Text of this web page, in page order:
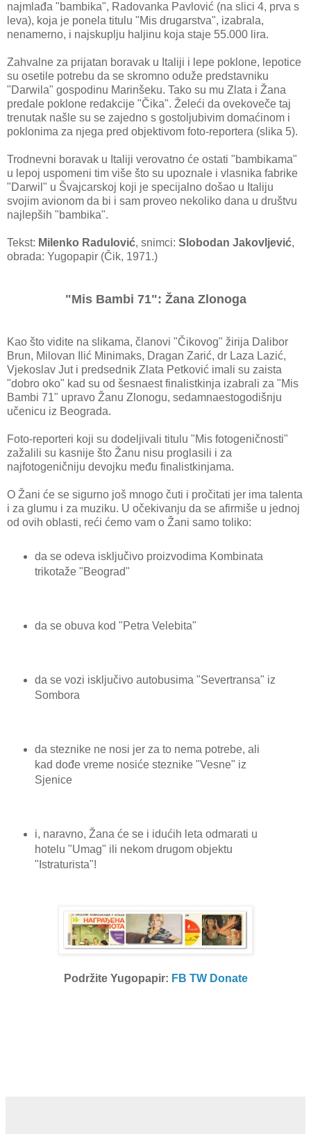
najmlađa "bambika", Radovanka Pavlović (na slici 4, prva s
leva), koja je ponela titulu "Mis drugarstva", izabrala,
nenamerno, i najskuplju haljinu koja staje 55.000 lira.
Zahvalne za prijatan boravak u Italiji i lepe poklone, lepotice
su osetile potrebu da se skromno oduže predstavniku
"Darwila" gospodinu Marinšeku. Tako su mu Zlata i Žana
predale poklone redakcije "Čika". Želeći da ovekoveče taj
trenutak našle su se zajedno s gostoljubivim domaćinom i
poklonima za njega pred objektivom foto-reportera (slika 5).
Trodnevni boravak u Italiji verovatno će ostati "bambikama"
u lepoj uspomeni tim više što su upoznale i vlasnika fabrike
"Darwil" u Švajcarskoj koji je specijalno došao u Italiju
svojim avionom da bi i sam proveo nekoliko dana u društvu
najlepših "bambika".
Tekst: Milenko Radulović, snimci: Slobodan Jakovljević,
obrada: Yugopapir (Čik, 1971.)
"Mis Bambi 71": Žana Zlonoga
Kao što vidite na slikama, članovi "Čikovog" žirija Dalibor
Brun, Milovan Ilić Minimaks, Dragan Zarić, dr Laza Lazić,
Vjekoslav Jut i predsednik Zlata Petković imali su zaista
"dobro oko" kad su od šesnaest finalistkinja izabrali za "Mis
Bambi 71" upravo Žanu Zlonogu, sedamnaestogodišnju
učenicu iz Beograda.
Foto-reporteri koji su dodeljivali titulu "Mis fotogeničnosti"
zažalili su kasnije što Žanu nisu proglasili i za
najfotogeničniju devojku među finalistkinjama.
O Žani će se sigurno još mnogo čuti i pročitati jer ima talenta
i za glumu i za muziku. U očekivanju da se afirmiše u jednoj
od ovih oblasti, reći ćemo vam o Žani samo toliko:
da se odeva isključivo proizvodima Kombinata
trikotaže "Beograd"
da se obuva kod "Petra Velebita"
da se vozi isključivo autobusima "Severtransa" iz
Sombora
da steznike ne nosi jer za to nema potrebe, ali
kad dođe vreme nosiće steznike "Vesne" iz
Sjenice
i, naravno, Žana će se i idućih leta odmarati u
hotelu "Umag" ili nekom drugom objektu
"Istraturista"!
Podržite Yugopapir: FB TW Donate